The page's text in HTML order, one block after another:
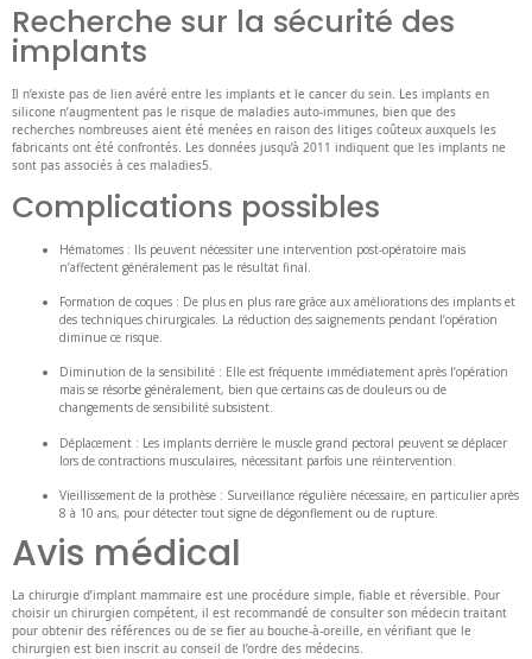
Recherche sur la sécurité des
implants
Il n’existe pas de lien avéré entre les implants et le cancer du sein. Les implants en
silicone n’augmentent pas le risque de maladies auto-immunes, bien que des
recherches nombreuses aient été menées en raison des litiges coûteux auxquels les
fabricants ont été confrontés. Les données jusqu’à 2011 indiquent que les implants ne
sont pas associés à ces maladies5.
Complications possibles
Hématomes : Ils peuvent nécessiter une intervention post-opératoire mais
n’affectent généralement pas le résultat final.
Formation de coques : De plus en plus rare grâce aux améliorations des implants et
des techniques chirurgicales. La réduction des saignements pendant l’opération
diminue ce risque.
Diminution de la sensibilité : Elle est fréquente immédiatement après l’opération
mais se résorbe généralement, bien que certains cas de douleurs ou de
changements de sensibilité subsistent.
Déplacement : Les implants derrière le muscle grand pectoral peuvent se déplacer
lors de contractions musculaires, nécessitant parfois une réintervention.
Vieillissement de la prothèse : Surveillance régulière nécessaire, en particulier après
8 à 10 ans, pour détecter tout signe de dégonflement ou de rupture.
Avis médical
La chirurgie d’implant mammaire est une procédure simple, fiable et réversible. Pour
choisir un chirurgien compétent, il est recommandé de consulter son médecin traitant
pour obtenir des références ou de se fier au bouche-à-oreille, en vérifiant que le
chirurgien est bien inscrit au conseil de l’ordre des médecins.